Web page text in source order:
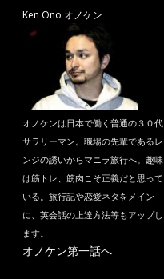
Ken Ono オノケン
オノケンは日本で働く普通の３０代
サラリーマン。職場の先輩であるレ
ンジの誘いからマニラ旅行へ。趣味
は筋トレ、筋肉こそ正義だと思って
いる。旅行記や恋愛ネタをメイン
に、英会話の上達方法等もアップし
ます。
オノケン第一話へ